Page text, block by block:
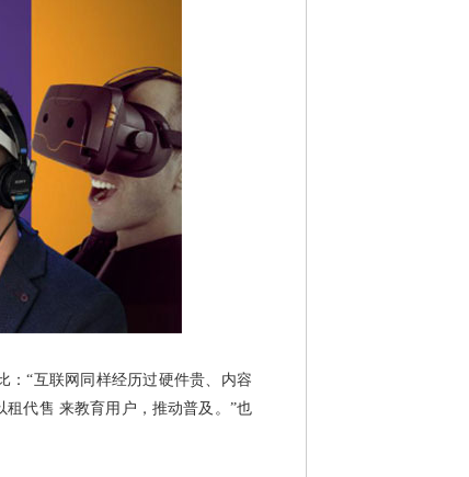
“互联网同样经历过硬件贵、内容
代售 来教育用户，推动普及。”也